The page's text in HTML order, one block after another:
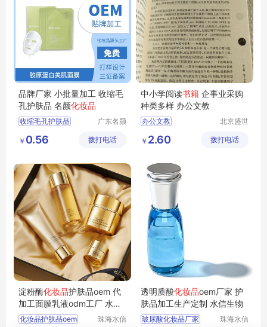
品牌厂家 小批量加工 收缩毛
孔护肤品 名颜化妆品
收缩毛孔护肤品
护肤品定制贴牌
化妆品OEM贴牌
广东名颜
限公司
￥ 0.56 拨打电话
中小学阅读书籍 企事业采购
种类多样 办公文教
办公文教
北京盛世
传播中心
￥ 2.60 拨打电话
淀粉酶化妆品护肤品oem 代
加工面膜乳液odm工厂 水信
生物
化妆品护肤品oem
珠海水信
透明质酸化妆品oem厂家 护
肤品加工生产定制 水信生物
玻尿酸化妆品厂家
珠海水信